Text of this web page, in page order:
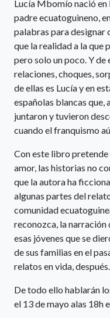
Lucía Mbomío nació
padre ecuatoguineno,
palabras para designar
que la realidad a la que
pero solo un poco. Y de
relaciones, choques,
de ellas es Lucía y en
españolas blancas que,
juntaron y tuvieron
cuando el franquismo
Con este libro
amor, las historias no
que la autora ha
algunas partes del
comunidad
reconozca, la narración
esas jóvenes que se
de sus familias en el
relatos en vida, después.
De todo ello hablarán
el 13 de mayo alas 18h